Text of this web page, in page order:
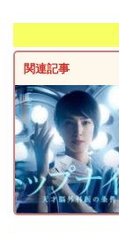
関連記事